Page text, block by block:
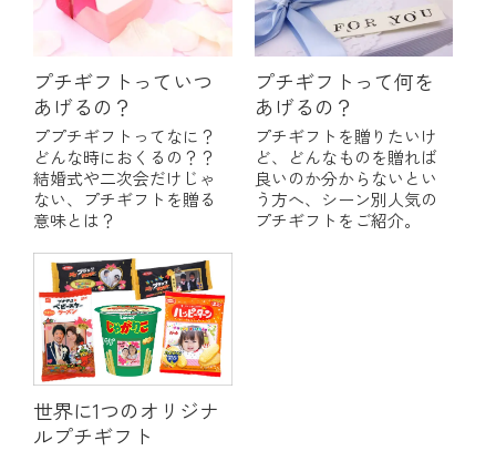
プチギフトっていつ
あげるの？
ププチギフトってなに？
どんな時におくるの？？
結婚式や二次会だけじゃ
ない、プチギフトを贈る
意味とは？
プチギフトって何を
あげるの？
プチギフトを贈りたいけ
ど、どんなものを贈れば
良いのか分からないとい
う方へ、シーン別人気の
プチギフトをご紹介。
世界に1つのオリジナ
ルプチギフト